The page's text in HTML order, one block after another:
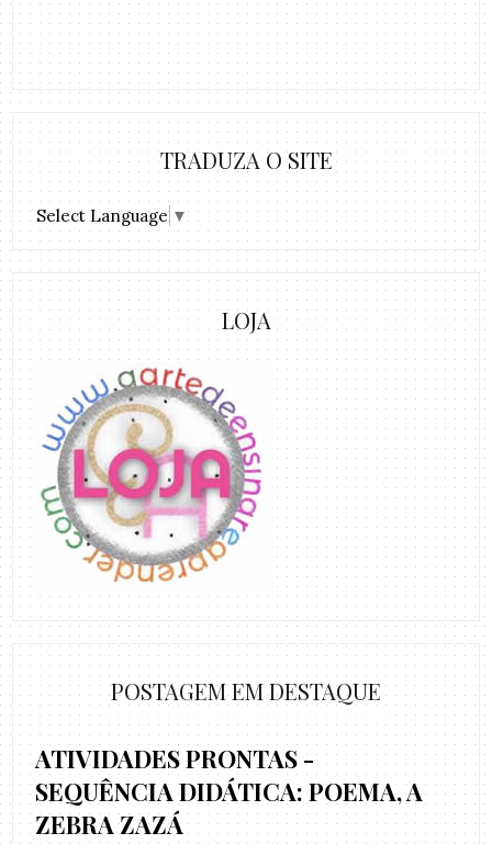
TRADUZA O SITE
Select Language ▼
LOJA
POSTAGEM EM DESTAQUE
ATIVIDADES PRONTAS -
SEQUÊNCIA DIDÁTICA: POEMA, A
ZEBRA ZAZÁ